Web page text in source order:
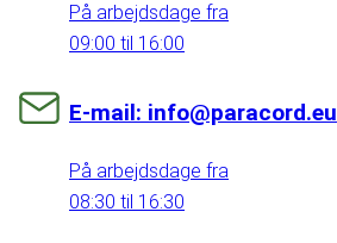
På arbejdsdage fra
09:00 til 16:00
E-mail: info@paracord.eu
På arbejdsdage fra
08:30 til 16:30